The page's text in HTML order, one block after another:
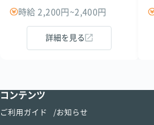
時給 2,200円~2,400円
詳細を見る
コンテンツ
ご利用ガイド お知らせ